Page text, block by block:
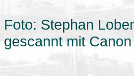
Foto: Stephan
gescannt mit